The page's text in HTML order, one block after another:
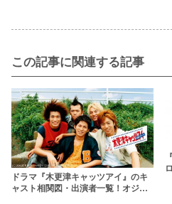
この記事に関連する記事
ドラマ『木更津キャッツアイ』のキ
ャスト相関図・出演者一覧！オジー